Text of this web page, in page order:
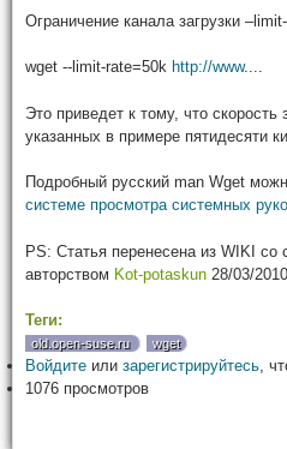
Ограничение канала загрузки
wget --limit-rate=50k http://www....
Это приведет к тому, что скорость
указанных в примере пятидесяти
Подробный русский man Wget
системе просмотра системных
PS: Статья перенесена из WIKI со
авторством Kot-potaskun 28/03/2010
Теги:
old.open-suse.ru wget
Войдите или зарегистрируйтесь,
1076 просмотров